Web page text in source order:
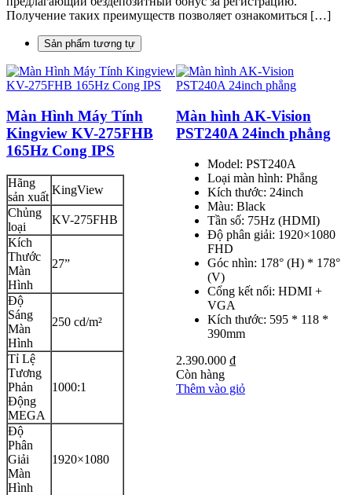
Получение таких преимуществ позволяет ознакомиться […]
Sản phẩm tương tự
Hình Máy Tính
KV-275FHB
Cong IPS
xuất
KingView
KV-275FHB
27”
250 cd/m²
1000:1
1920×1080
Màn hình AK-Vision
PST240A 24inch phẳng
Model: PST240A
Loại màn hình: Phẳng
Kích thước: 24inch
Màu: Black
Tần số: 75Hz (HDMI)
Độ phân giải: 1920×1080
FHD
Góc nhìn: 178° (H) * 178°
Cổng kết nối: HDMI +
VGA
Kích thước: 595 * 118 *
390mm
2.390.000₫
Còn hàng
Thêm vào giỏ